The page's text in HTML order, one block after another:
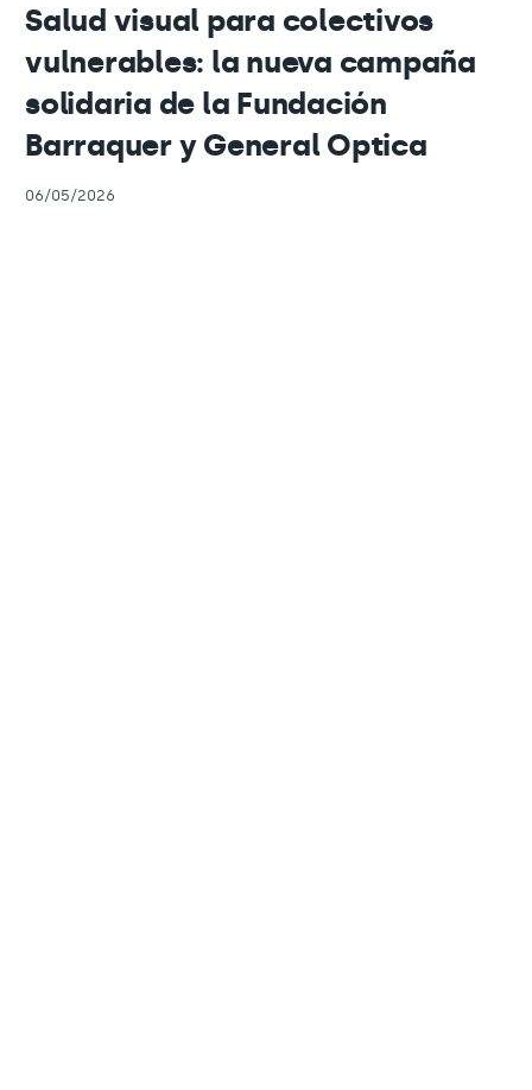
Salud visual para colectivos
vulnerables: la nueva campaña
solidaria de la Fundación
Barraquer y General Optica
06/05/2026